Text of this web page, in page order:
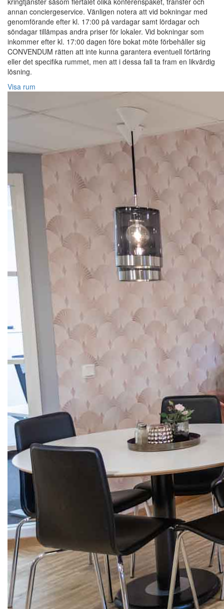
annan conciergeservice. Vänligen notera att vid bokningar med
genomförande efter kl. 17:00 på vardagar samt lördagar och
söndagar tillämpas andra priser för lokaler. Vid bokningar som
inkommer efter kl. 17:00 dagen före bokat möte förbehåller sig
CONVENDUM rätten att inte kunna garantera eventuell förtäring
eller det specifika rummet, men att i dessa fall ta fram en likvärdig
lösning.
Visa rum